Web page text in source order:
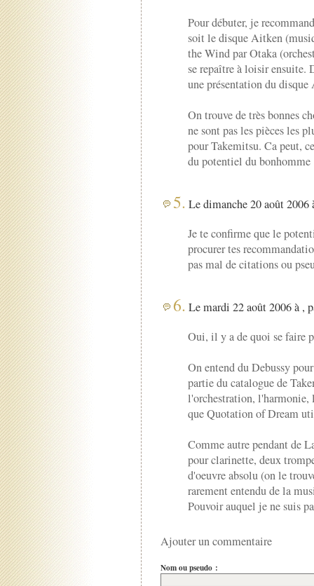
Pour débuter, je
soit le disque Aitken
the Wind par Otaka
se repaître à loisir
une présentation du
On trouve de très bonnes
ne sont pas les pièces les
pour Takemitsu. Ca peut,
du potentiel du bonhomme
5. Le dimanche 20 août 2006
Je te confirme que le
procurer tes
pas mal de citations ou
6. Le mardi 22 août 2006 à ,
Oui, il y a de quoi se faire
On entend du Debussy
partie du catalogue de
l'orchestration, l'harmonie,
que Quotation of Dream
Comme autre pendant de
pour clarinette, deux
d'oeuvre absolu (on le
rarement entendu de la
Pouvoir auquel je ne suis
Ajouter un commentaire
Nom ou pseudo :